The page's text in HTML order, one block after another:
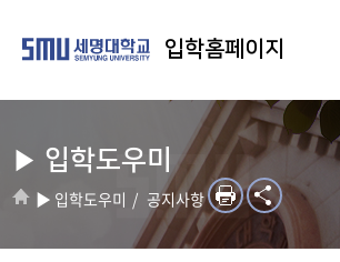
입학홈페이지
▶ 입학도우미
▶ 입학도우미 공지사항